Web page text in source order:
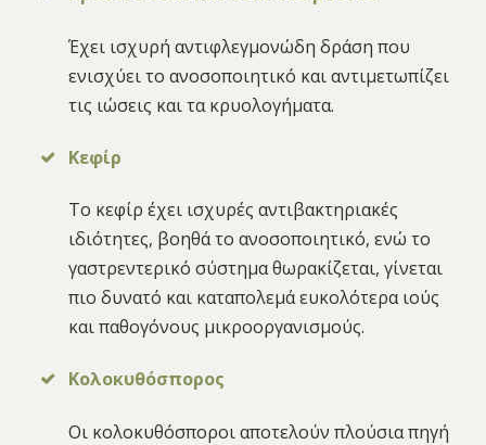
Έχει ισχυρή αντιφλεγμονώδη δράση που
ενισχύει το ανοσοποιητικό και αντιμετωπίζει
τις ιώσεις και τα κρυολογήματα.
Κεφίρ
Το κεφίρ έχει ισχυρές αντιβακτηριακές
ιδιότητες, βοηθά το ανοσοποιητικό, ενώ το
γαστρεντερικό σύστημα θωρακίζεται, γίνεται
πιο δυνατό και καταπολεμά ευκολότερα ιούς
και παθογόνους μικροοργανισμούς.
Κολοκυθόσπορος
Οι κολοκυθόσποροι αποτελούν πλούσια πηγή